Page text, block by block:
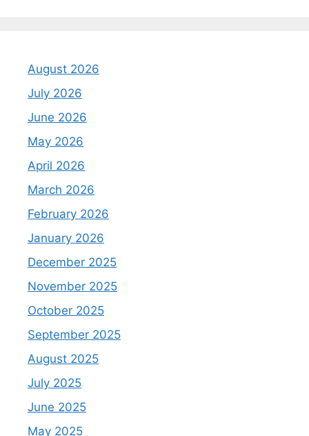
August 2026
July 2026
June 2026
May 2026
April 2026
March 2026
February 2026
January 2026
December 2025
November 2025
October 2025
September 2025
August 2025
July 2025
June 2025
May 2025